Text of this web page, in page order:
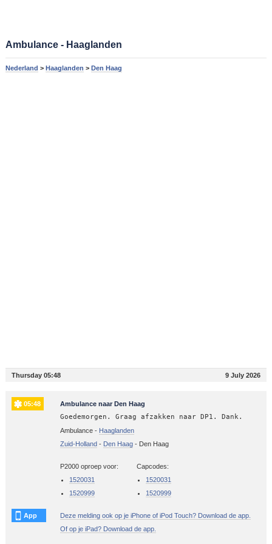
Ambulance - Haaglanden
Nederland > Haaglanden > Den Haag
Thursday 05:48 9 July 2026
05:48 Ambulance naar Den Haag
Goedemorgen. Graag afzakken naar DP1. Dank.
Ambulance - Haaglanden
Zuid-Holland - Den Haag- Den Haag
P2000 oproep voor:
1520031
1520999
Capcodes:
1520031
1520999
App
Deze melding ook op je iPhone of iPod Touch? Download de app.
Of op je iPad? Download de app.